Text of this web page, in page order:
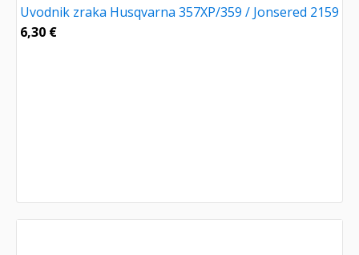
Uvodnik zraka Husqvarna 357XP/359 / Jonsered 2159
6,30 €